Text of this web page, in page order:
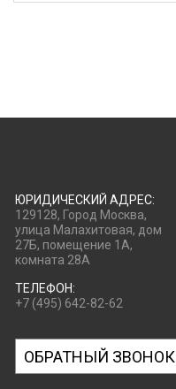
ЮРИДИЧЕСКИЙ АДРЕС:
129128, Город Москва,
улица Малахитовая, дом
27Б, помещение 1А,
комната 28А
ТЕЛЕФОН:
+7 (495) 642-82-62
ОБРАТНЫЙ ЗВОНОК